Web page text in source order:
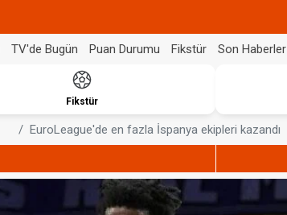
TV'de Bugün Puan Durumu Fikstür Son Haberler
Fikstür
EuroLeague'de en fazla İspanya ekipleri kazandı